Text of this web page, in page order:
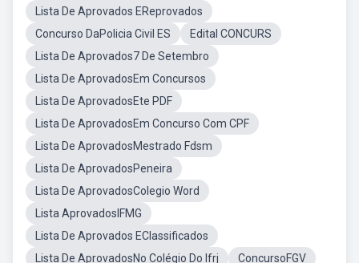
Lista De Aprovados EReprovados
Concurso DaPolicia Civil ES
Edital CONCURS
Lista De Aprovados7 De Setembro
Lista De AprovadosEm Concursos
Lista De AprovadosEte PDF
Lista De AprovadosEm Concurso Com CPF
Lista De AprovadosMestrado Fdsm
Lista De AprovadosPeneira
Lista De AprovadosColegio Word
Lista AprovadosIFMG
Lista De Aprovados EClassificados
Lista De AprovadosNo Colégio Do Ifrj
ConcursoFGV